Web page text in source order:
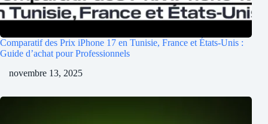
Comparatif des Prix iPhone 17 en Tunisie, France et États-Unis :
Guide d’achat pour Professionnels
novembre 13, 2025